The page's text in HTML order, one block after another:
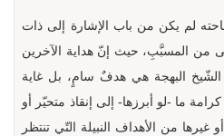
لم يكن من باب الإشارة إلى ذات
من المسبَّبِ، حيث إنّ هداية الآخرين
البهجة هي هدفٌ سامٍ، بل غاية
ما -لو أبرزها- إلى إنقاذ متحيّر أو
غيرها من الأهداف النبيلة التّي تنتظر